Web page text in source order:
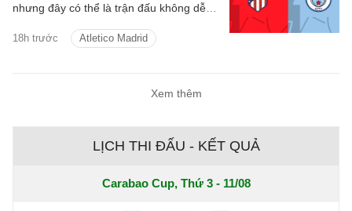
18h trước Atletico Madrid
nhưng đây có thể là trận đấu không dễ
Xem thêm
LỊCH THI ĐẤU - KẾT QUẢ
Carabao Cup, Thứ 3 - 11/08